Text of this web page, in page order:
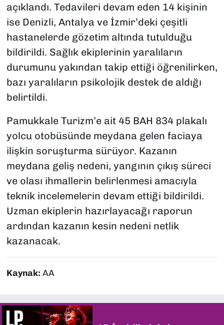
açıklandı. Tedavileri devam eden 14 kişinin
ise Denizli, Antalya ve İzmir’deki çeşitli
hastanelerde gözetim altında tutulduğu
bildirildi. Sağlık ekiplerinin yaralıların
durumunu yakından takip ettiği öğrenilirken,
bazı yaralıların psikolojik destek de aldığı
belirtildi.
Pamukkale Turizm’e ait 45 BAH 834 plakalı
yolcu otobüsünde meydana gelen faciaya
ilişkin soruşturma sürüyor. Kazanın
meydana geliş nedeni, yangının çıkış süreci
ve olası ihmallerin belirlenmesi amacıyla
teknik incelemelerin devam ettiği bildirildi.
Uzman ekiplerin hazırlayacağı raporun
ardından kazanın kesin nedeni netlik
kazanacak.
Kaynak: AA